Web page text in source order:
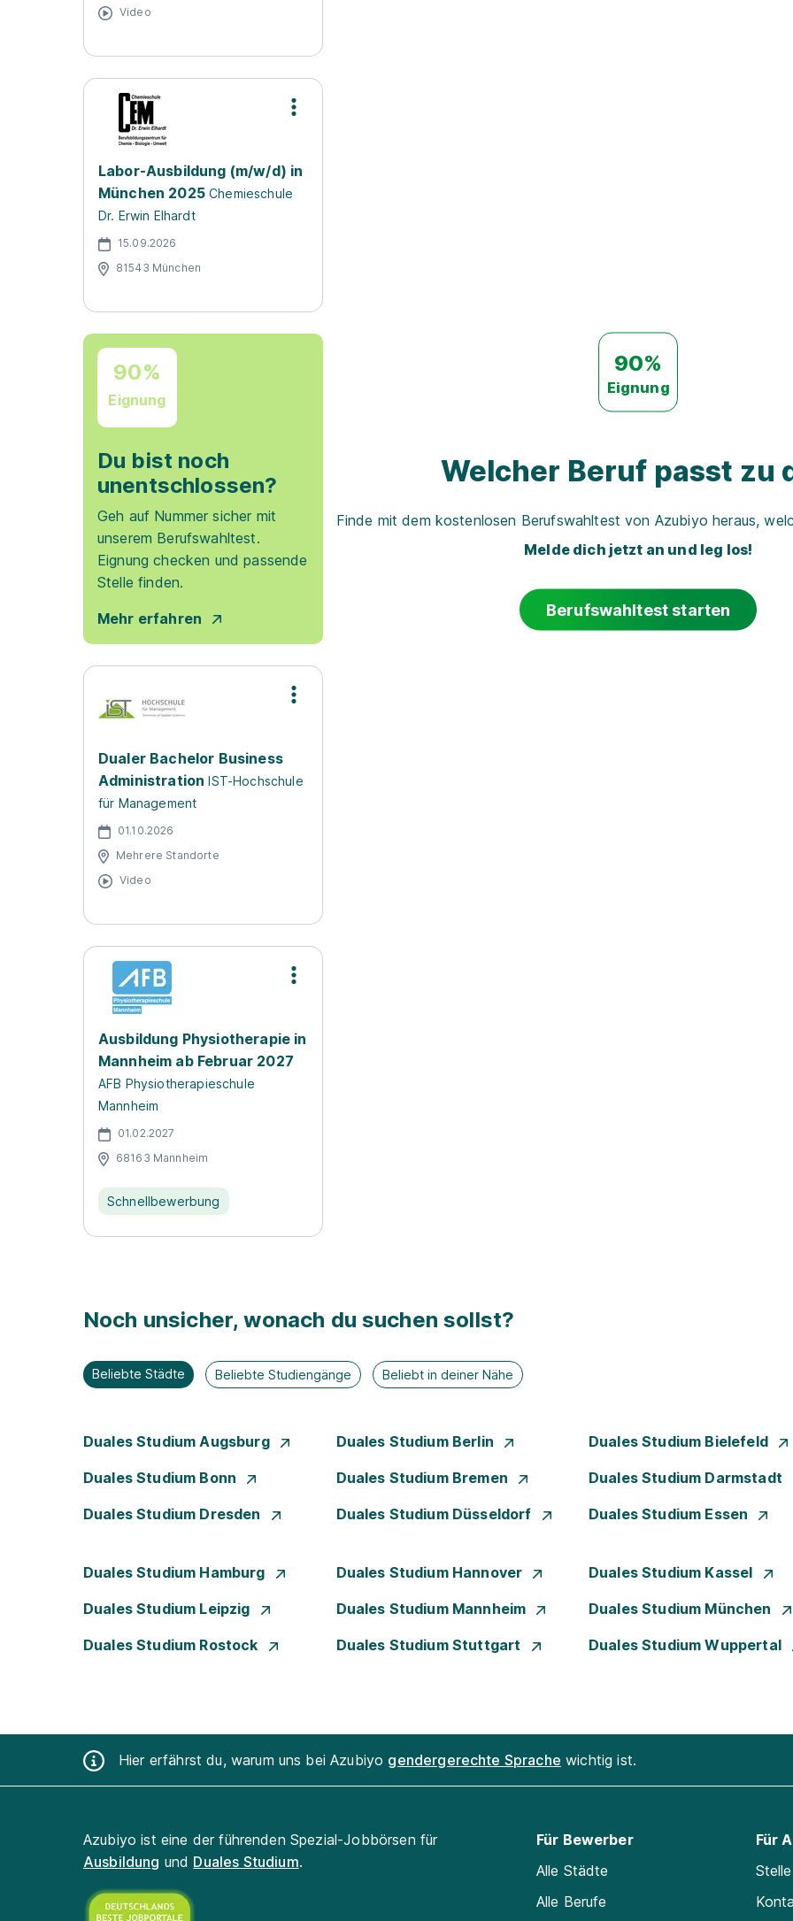
Video
Labor-Ausbildung (m/w/d) in
München 2025 Chemieschule
Dr. Erwin Elhardt
15.09.2026
81543 München
90%
Eignung
Du bist noch
unentschlossen?
Geh auf Nummer sicher mit
unserem Berufswahltest.
Eignung checken und passende
Stelle finden.
Mehr erfahren
Dualer Bachelor Business
Administration IST-Hochschule
für Management
01.10.2026
Mehrere Standorte
Video
Ausbildung Physiotherapie in
Mannheim ab Februar 2027
AFB Physiotherapieschule
Mannheim
01.02.2027
68163 Mannheim
Schnellbewerbung
90%
Eignung
Welcher Beruf passt zu
Finde mit dem kostenlosen Berufswahltest von Azubiyo heraus,
Melde dich jetzt an und leg los!
Berufswahltest starten
Noch unsicher, wonach du suchen sollst?
Beliebte Städte Beliebte Studiengänge Beliebt in deiner Nähe
Duales Studium Augsburg Duales Studium Berlin Duales Studium Bielefeld
Duales Studium Bonn Duales Studium Bremen Duales Studium Darmstadt
Duales Studium Dresden Duales Studium Düsseldorf Duales Studium Essen
Duales Studium Hamburg Duales Studium Hannover Duales Studium Kassel
Duales Studium Leipzig Duales Studium Mannheim Duales Studium München
Duales Studium Rostock Duales Studium Stuttgart Duales Studium Wuppertal
Hier erfährst du, warum uns bei Azubiyo gendergerechte Sprache wichtig ist.
Azubiyo ist eine der führenden Spezial-Jobbörsen für
Ausbildung und Duales Studium.
Für Bewerber
Alle Städte
Alle Berufe
Für